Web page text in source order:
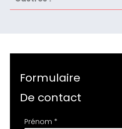
Formulaire
De contact
Formulaire
Prénom *